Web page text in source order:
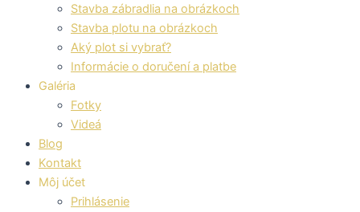
Stavba zábradlia na obrázkoch
Stavba plotu na obrázkoch
Aký plot si vybrať?
Informácie o doručení a platbe
Galéria
Fotky
Videá
Blog
Kontakt
Môj účet
Prihlásenie